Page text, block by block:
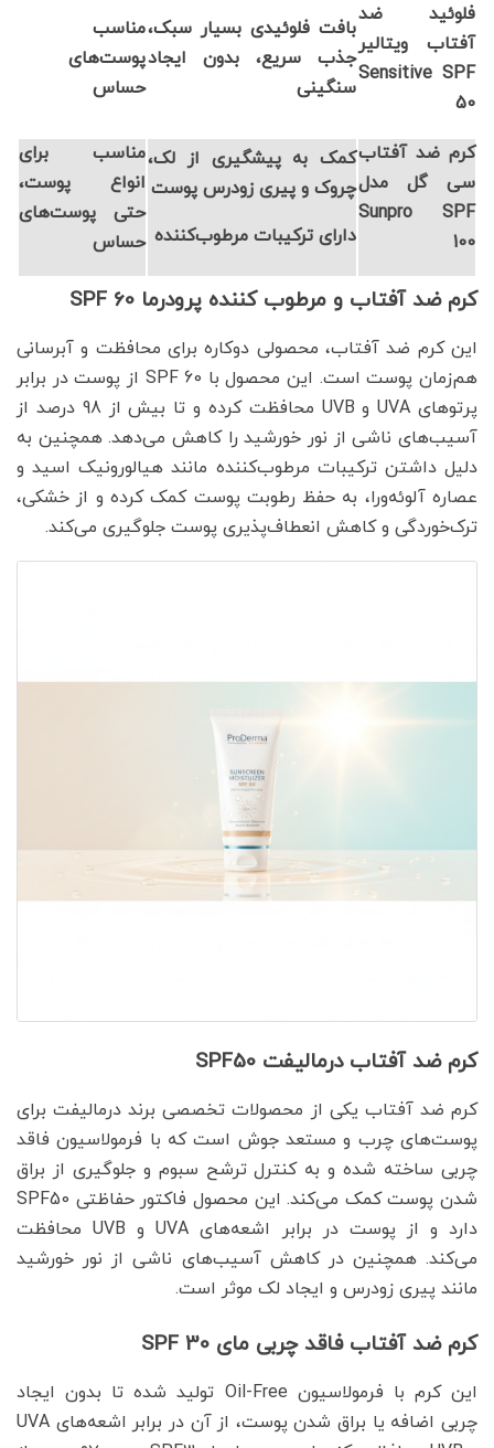
فلوئید ضد
آفتاب ویتالیر
Sensitive SPF
50
بافت فلوئیدی بسیار سبک،
جذب سریع، بدون ایجاد
سنگینی
مناسب
پوست‌های
حساس
کرم ضد آفتاب
سی گل مدل
Sunpro SPF
100
کمک به پیشگیری از لک،
چروک و پیری زودرس پوست
دارای ترکیبات مرطوب‌کننده
مناسب برای
انواع پوست،
حتی پوست‌های
حساس
کرم ضد آفتاب و مرطوب کننده پرودرما SPF 60
این کرم ضد آفتاب، محصولی دوکاره برای محافظت و آبرسانی
هم‌زمان پوست است. این محصول با SPF 60 از پوست در برابر
پرتوهای UVA و UVB محافظت کرده و تا بیش از 98 درصد از
آسیب‌های ناشی از نور خورشید را کاهش می‌دهد. همچنین به
دلیل داشتن ترکیبات مرطوب‌کننده مانند هیالورونیک اسید و
عصاره آلوئه‌ورا، به حفظ رطوبت پوست کمک کرده و از خشکی،
ترک‌خوردگی و کاهش انعطاف‌پذیری پوست جلوگیری می‌کند.
کرم ضد آفتاب درمالیفت SPF50
کرم ضد آفتاب یکی از محصولات تخصصی برند درمالیفت برای
پوست‌های چرب و مستعد جوش است که با فرمولاسیون فاقد
چربی ساخته شده و به کنترل ترشح سبوم و جلوگیری از براق
شدن پوست کمک می‌کند. این محصول فاکتور حفاظتی SPF50
دارد و از پوست در برابر اشعه‌های UVA و UVB محافظت
می‌کند. همچنین در کاهش آسیب‌های ناشی از نور خورشید
مانند پیری زودرس و ایجاد لک موثر است.
کرم ضد آفتاب فاقد چربی مای SPF 30
این کرم با فرمولاسیون Oil-Free تولید شده تا بدون ایجاد
چربی اضافه یا براق شدن پوست، از آن در برابر اشعه‌های UVA